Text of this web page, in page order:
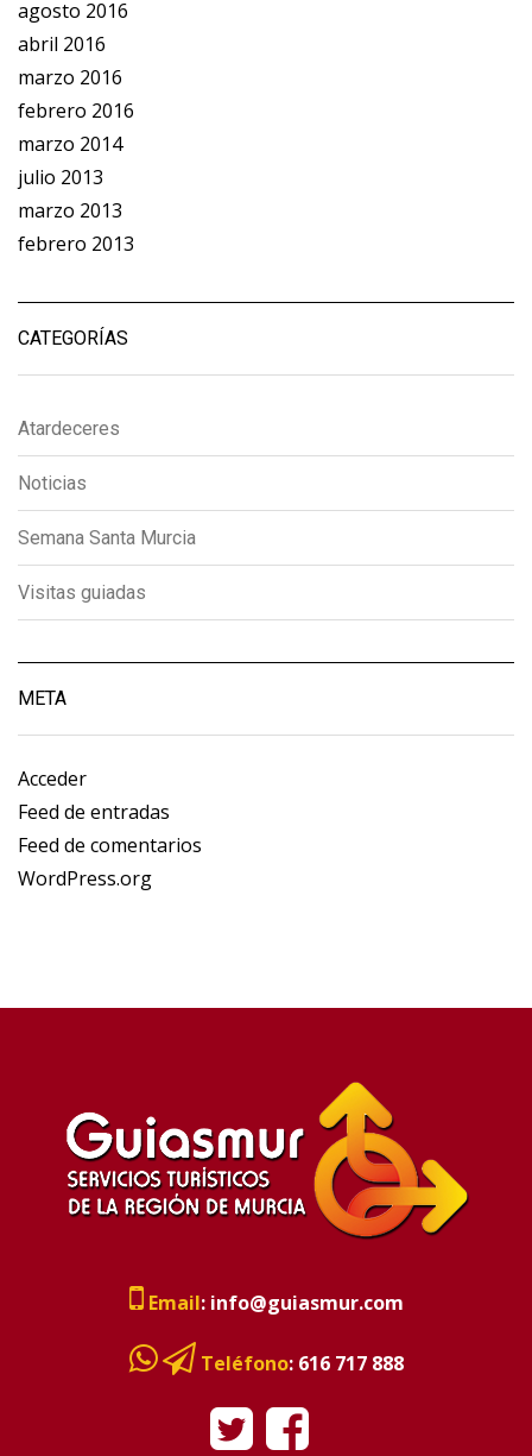
agosto 2016
abril 2016
marzo 2016
febrero 2016
marzo 2014
julio 2013
marzo 2013
febrero 2013
CATEGORÍAS
Atardeceres
Noticias
Semana Santa Murcia
Visitas guiadas
META
Acceder
Feed de entradas
Feed de comentarios
WordPress.org
Email: info@guiasmur.com
Teléfono: 616 717 888